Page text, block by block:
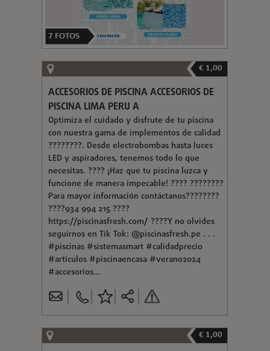
7 FOTOS
€ 1,00
ACCESORIOS DE PISCINA ACCESORIOS DE
PISCINA LIMA PERU A
Optimiza el cuidado y disfrute de tu piscina
con nuestra gama de implementos de calidad
????????. Desde electrobombas hasta luces
LED y aspiradores, tenemos todo lo que
necesitas. ???? ¡Haz que tu piscina luzca y
funcione de manera impecable! ???? ????????
Para mayor información contáctanos????????
????934 994 215 ????
https://piscinasfresh.com/ ????Y no olvides
seguirnos en Tik Tok: @piscinasfresh.pe . . .
#piscinas #sistemasmart #calidadprecio
#artículos #piscinaencasa #verano2024
#accesorios...
€ 1,00